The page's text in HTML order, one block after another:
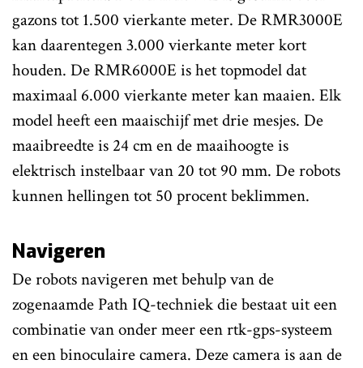
gazons tot 1.500 vierkante meter. De RMR3000E
kan daarentegen 3.000 vierkante meter kort
houden. De RMR6000E is het topmodel dat
maximaal 6.000 vierkante meter kan maaien. Elk
model heeft een maaischijf met drie mesjes. De
maaibreedte is 24 cm en de maaihoogte is
elektrisch instelbaar van 20 tot 90 mm. De robots
kunnen hellingen tot 50 procent beklimmen.
Navigeren
De robots navigeren met behulp van de
zogenaamde Path IQ-techniek die bestaat uit een
combinatie van onder meer een rtk-gps-systeem
en een binoculaire camera. Deze camera is aan de